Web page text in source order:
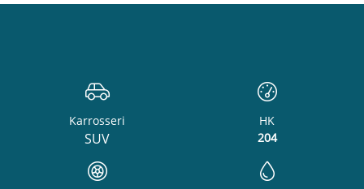
Karrosseri
SUV
HK
204